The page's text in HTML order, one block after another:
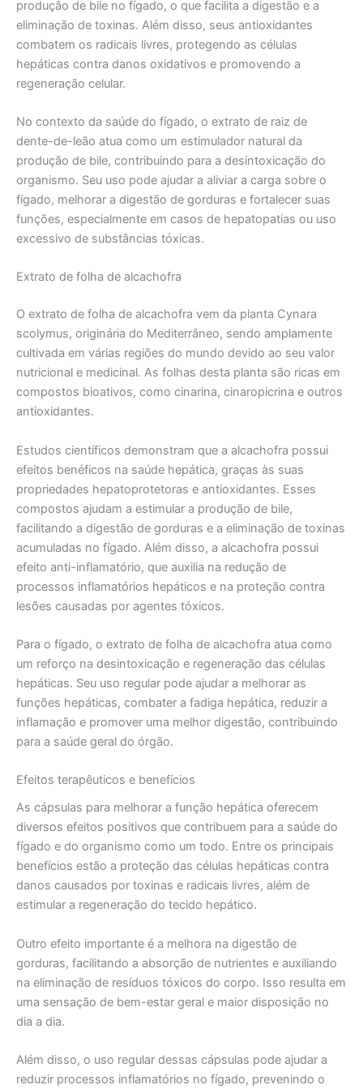
produção de bile no fígado, o que facilita a digestão e a
eliminação de toxinas. Além disso, seus antioxidantes
combatem os radicais livres, protegendo as células
hepáticas contra danos oxidativos e promovendo a
regeneração celular.
No contexto da saúde do fígado, o extrato de raiz de
dente-de-leão atua como um estimulador natural da
produção de bile, contribuindo para a desintoxicação do
organismo. Seu uso pode ajudar a aliviar a carga sobre o
fígado, melhorar a digestão de gorduras e fortalecer suas
funções, especialmente em casos de hepatopatias ou uso
excessivo de substâncias tóxicas.
Extrato de folha de alcachofra
O extrato de folha de alcachofra vem da planta Cynara
scolymus, originária do Mediterrâneo, sendo amplamente
cultivada em várias regiões do mundo devido ao seu valor
nutricional e medicinal. As folhas desta planta são ricas em
compostos bioativos, como cinarina, cinaropicrina e outros
antioxidantes.
Estudos científicos demonstram que a alcachofra possui
efeitos benéficos na saúde hepática, graças às suas
propriedades hepatoprotetoras e antioxidantes. Esses
compostos ajudam a estimular a produção de bile,
facilitando a digestão de gorduras e a eliminação de toxinas
acumuladas no fígado. Além disso, a alcachofra possui
efeito anti-inflamatório, que auxilia na redução de
processos inflamatórios hepáticos e na proteção contra
lesões causadas por agentes tóxicos.
Para o fígado, o extrato de folha de alcachofra atua como
um reforço na desintoxicação e regeneração das células
hepáticas. Seu uso regular pode ajudar a melhorar as
funções hepáticas, combater a fadiga hepática, reduzir a
inflamação e promover uma melhor digestão, contribuindo
para a saúde geral do órgão.
Efeitos terapêuticos e benefícios
As cápsulas para melhorar a função hepática oferecem
diversos efeitos positivos que contribuem para a saúde do
fígado e do organismo como um todo. Entre os principais
benefícios estão a proteção das células hepáticas contra
danos causados por toxinas e radicais livres, além de
estimular a regeneração do tecido hepático.
Outro efeito importante é a melhora na digestão de
gorduras, facilitando a absorção de nutrientes e auxiliando
na eliminação de resíduos tóxicos do corpo. Isso resulta em
uma sensação de bem-estar geral e maior disposição no
dia a dia.
Além disso, o uso regular dessas cápsulas pode ajudar a
reduzir processos inflamatórios no fígado, prevenindo o